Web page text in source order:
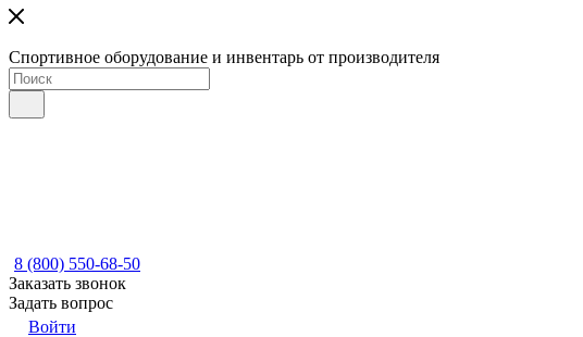
Спортивное оборудование и инвентарь от производителя
8 (800) 550-68-50
Заказать звонок
Задать вопрос
Войти